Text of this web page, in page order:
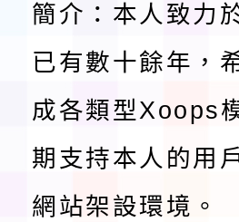
及師生本
實施要點各
115年食農
程
函轉國家
鎮韌性（
法」
本校115學
簡介：本人致力
已有數十餘年，
成各類型Xoops
期支持本人的用
網站架設環境。